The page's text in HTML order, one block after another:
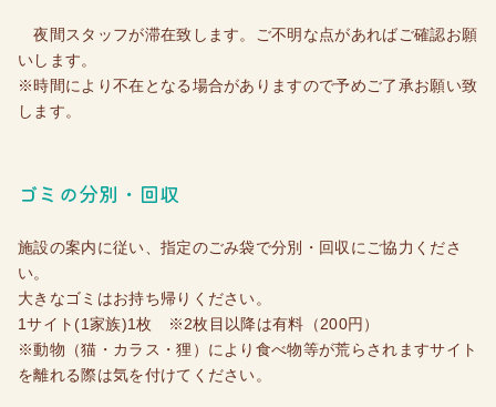
夜間スタッフが滞在致します。ご不明な点があればご確認お願
いします。
※時間により不在となる場合がありますので予めご了承お願い致
します。
ゴミの分別・回収
施設の案内に従い、指定のごみ袋で分別・回収にご協力くださ
い。
大きなゴミはお持ち帰りください。
1サイト(1家族)1枚 ※2枚目以降は有料（200円）
※動物（猫・カラス・狸）により食べ物等が荒らされますサイト
を離れる際は気を付けてください。